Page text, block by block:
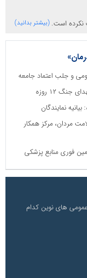
نکرده است. (بیشتر بدانید)
و جلب اعتماد جامعه
۱۲ روزه
مردان، مرکز همکار
عمومی های نوین کدام